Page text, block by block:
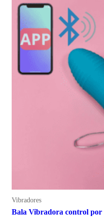
Vibradores
Bala Vibradora control